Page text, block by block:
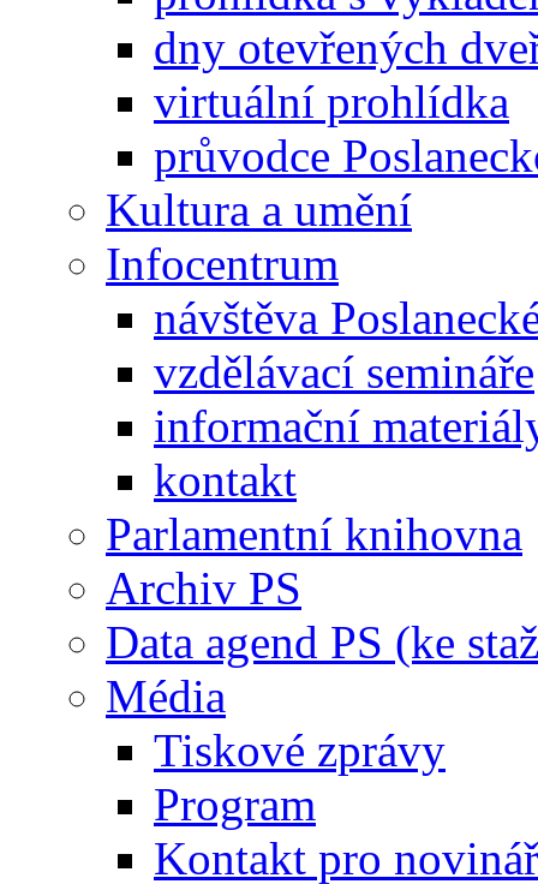
dny otevřených
virtuální prohlídka
průvodce
Kultura a umění
Infocentrum
návštěva
vzdělávací semináře
informační
kontakt
Parlamentní knihovna
Archiv PS
Data agend PS (ke
Média
Tiskové zprávy
Program
Kontakt pro